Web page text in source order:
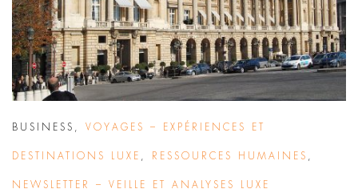
BUSINESS VOYAGES – EXPÉRIENCES ET
DESTINATIONS LUXE RESSOURCES HUMAINES
NEWSLETTER – VEILLE ET ANALYSES LUXE